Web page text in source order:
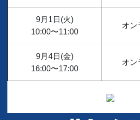
9月1日(火)
10:00〜11:00
オン
9月4日(金)
16:00〜17:00
オン